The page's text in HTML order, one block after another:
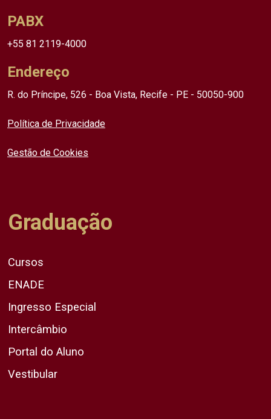
PABX
+55 81 2119-4000
Endereço
R. do Príncipe, 526 - Boa Vista, Recife - PE - 50050-900
Política de Privacidade
Gestão de Cookies
Graduação
Cursos
ENADE
Ingresso Especial
Intercâmbio
Portal do Aluno
Vestibular